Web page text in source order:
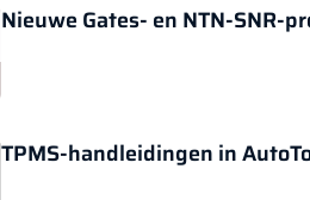
Nieuwe Gates- en NTN-SNR-
TPMS-handleidingen in